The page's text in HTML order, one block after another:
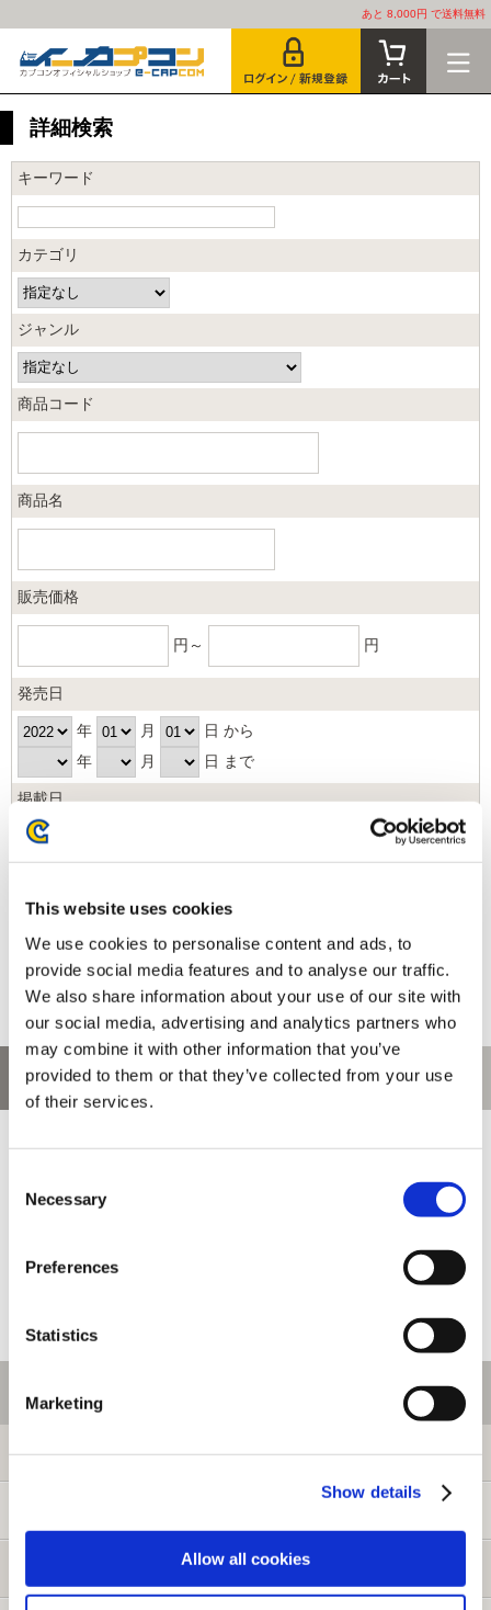
This website uses cookies
We use cookies to personalise content and ads, to
provide social media features and to analyse our traffic.
We also share information about your use of our site with
our social media, advertising and analytics partners who
may combine it with other information that you’ve
provided to them or that they’ve collected from your use
of their services.
Selection
Necessary
Preferences
Statistics
Marketing
Show details
Allow all cookies
あと 8,000円 で送料無料
詳細検索
キーワード
カテゴリ
ジャンル
商品コード
商品名
販売価格
円～ 円
発売日
年 月
日 から
年
月 日 まで
掲載日
お問い合わせ
ご利用情報
初めての方へ